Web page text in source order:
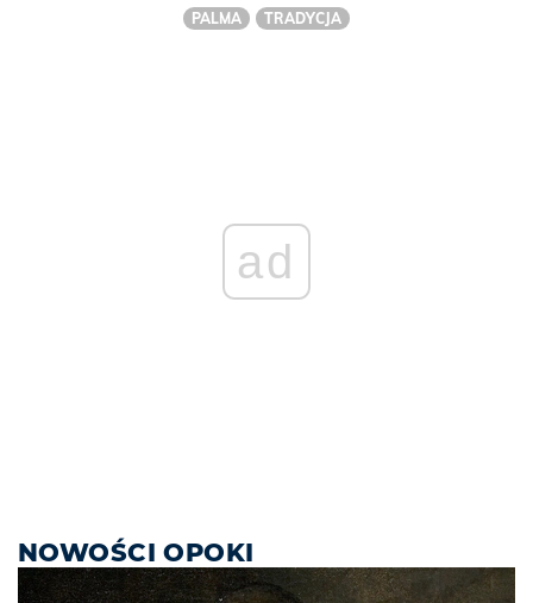
PALMA
TRADYCJA
ad
NOWOŚCI OPOKI